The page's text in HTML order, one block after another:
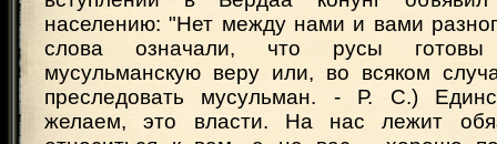
населению: "Нет между нами и вами
слова означали, что русы
мусульманскую веру или, во всяком
преследовать мусульман. - Р. С.)
желаем, это власти. На нас лежит